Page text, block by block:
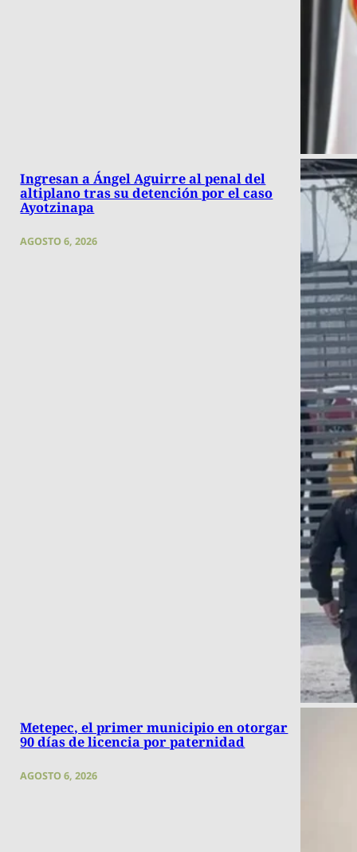
Ingresan a Ángel Aguirre al penal del
altiplano tras su detención por el caso
Ayotzinapa
AGOSTO 6, 2026
Metepec, el primer municipio en otorgar
90 días de licencia por paternidad
AGOSTO 6, 2026